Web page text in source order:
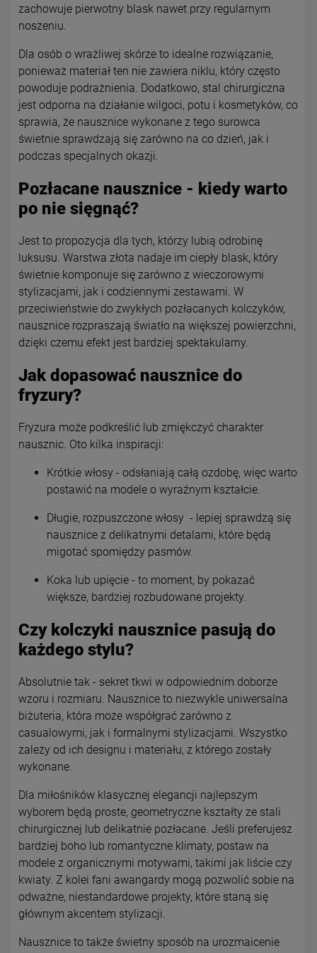
zachowuje pierwotny blask nawet przy regularnym
noszeniu.
Dla osób o wrażliwej skórze to idealne rozwiązanie,
ponieważ materiał ten nie zawiera niklu, który często
powoduje podrażnienia. Dodatkowo, stal chirurgiczna
jest odporna na działanie wilgoci, potu i kosmetyków, co
sprawia, że nausznice wykonane z tego surowca
świetnie sprawdzają się zarówno na co dzień, jak i
podczas specjalnych okazji.
Pozłacane nausznice - kiedy warto
po nie sięgnąć?
Jest to propozycja dla tych, którzy lubią odrobinę
luksusu. Warstwa złota nadaje im ciepły blask, który
świetnie komponuje się zarówno z wieczorowymi
stylizacjami, jak i codziennymi zestawami. W
przeciwieństwie do zwykłych pozłacanych kolczyków,
nausznice rozpraszają światło na większej powierzchni,
dzięki czemu efekt jest bardziej spektakularny.
Jak dopasować nausznice do
fryzury?
Fryzura może podkreślić lub zmiękczyć charakter
nausznic. Oto kilka inspiracji:
Krótkie włosy - odsłaniają całą ozdobę, więc warto
postawić na modele o wyraźnym kształcie.
Długie, rozpuszczone włosy - lepiej sprawdzą się
nausznice z delikatnymi detalami, które będą
migotać spomiędzy pasmów.
Koka lub upięcie - to moment, by pokazać
większe, bardziej rozbudowane projekty.
Czy kolczyki nausznice pasują do
każdego stylu?
Absolutnie tak - sekret tkwi w odpowiednim doborze
wzoru i rozmiaru. Nausznice to niezwykle uniwersalna
biżuteria, która może współgrać zarówno z
casualowymi, jak i formalnymi stylizacjami. Wszystko
zależy od ich designu i materiału, z którego zostały
wykonane.
Dla miłośników klasycznej elegancji najlepszym
wyborem będą proste, geometryczne kształty ze stali
chirurgicznej lub delikatnie pozłacane. Jeśli preferujesz
bardziej boho lub romantyczne klimaty, postaw na
modele z organicznymi motywami, takimi jak liście czy
kwiaty. Z kolei fani awangardy mogą pozwolić sobie na
odważne, niestandardowe projekty, które staną się
głównym akcentem stylizacji.
Nausznice to także świetny sposób na urozmaicenie